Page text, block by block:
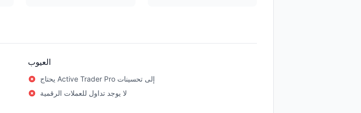
العيوب
يحتاج Active Trader Pro إلى تحسينات
لا يوجد تداول للعملات الرقمية